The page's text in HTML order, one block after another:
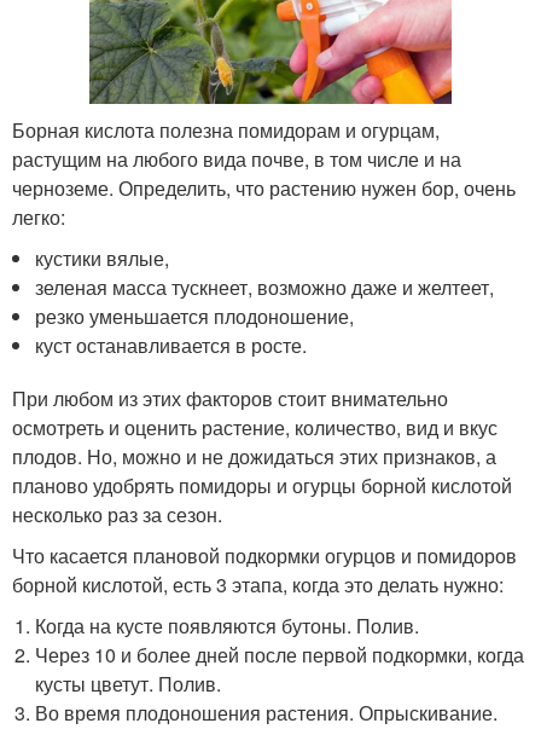
Борная кислота полезна помидорам и огурцам,
растущим на любого вида почве, в том числе и на
черноземе. Определить, что растению нужен бор, очень
легко:
кустики вялые,
зеленая масса тускнеет, возможно даже и желтеет,
резко уменьшается плодоношение,
куст останавливается в росте.
При любом из этих факторов стоит внимательно
осмотреть и оценить растение, количество, вид и вкус
плодов. Но, можно и не дожидаться этих признаков, а
планово удобрять помидоры и огурцы борной кислотой
несколько раз за сезон.
Что касается плановой подкормки огурцов и помидоров
борной кислотой, есть 3 этапа, когда это делать нужно:
Когда на кусте появляются бутоны. Полив.
Через 10 и более дней после первой подкормки, когда
кусты цветут. Полив.
Во время плодоношения растения. Опрыскивание.